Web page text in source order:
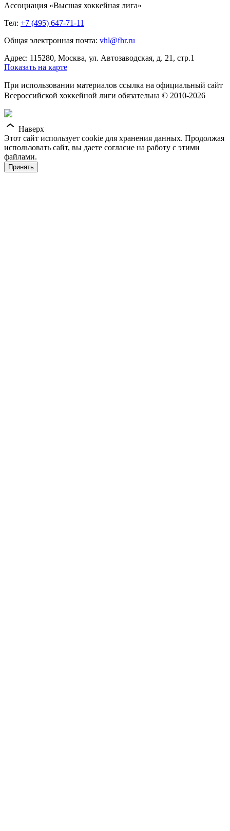
Ассоциация «Высшая хоккейная лига»
Тел: +7 (495) 647-71-11
Общая электронная почта: vhl@fhr.ru
Адрес: 115280, Москва, ул. Автозаводская, д. 21, стр.1
Показать на карте
При использовании материалов ссылка на официальный сайт
Всероссийской хоккейной лиги обязательна © 2010-2026
Наверх
Этот сайт использует cookie для хранения данных. Продолжая
использовать сайт, вы даете согласие на работу с этими
файлами.
Принять